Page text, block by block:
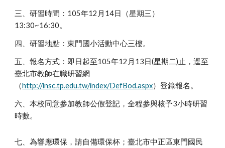
三、研習時間：105年12月14日（星期三）
13:30~16:30。
四、研習地點：東門國小活動中心三樓。
五、報名方式：即日起至105年12月13日(星期二)止，逕至
臺北市教師在職研習網
（http://insc.tp.edu.tw/index/DefBod.aspx）登錄報名。
六、本校同意參加教師公假登記，全程參與核予3小時研習
時數。
七、為響應環保，請自備環保杯；臺北市中正區東門國民